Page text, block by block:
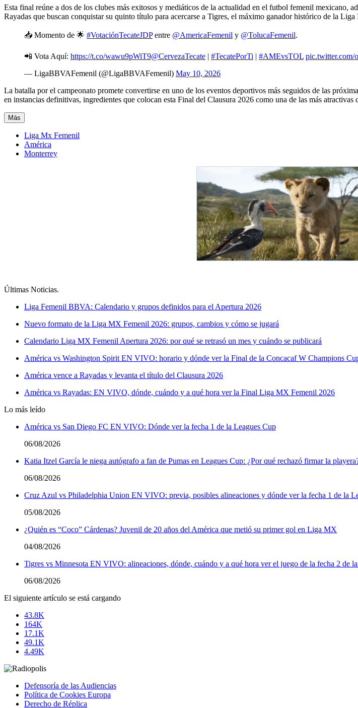
Esta final reúne a dos de los clubes más exitosos y mediáticos de la actualidad en el futbol femenil mexicano,
Rayadas que buscan conquistar su quinto título para acercarse a Tigres, el máximo ganador histórico de la
📥 Momento de 🌟 #VotaciónTecateJDPentre @AmericaFemenil y @TolucaFemenil.
📲 Vota Aquí: https://t.co/wawu9pWiT9@CervezaTecate | #TecatePorTi | #AMEvsTOL pic.twitter.com/
— LigaBBVAFemenil (@LigaBBVAFemenil) May 10, 2026
La batalla por el campeonato promete convertirse en uno de los eventos deportivos más seguidos de las
en instancias definitivas, ingredientes que colocan esta Final del Clausura 2026 como una de las más
Más
Liga Mx Femenil
América
Monterrey
Últimas Noticias.
Liga Femenil BBVA: Calendario y grupos definidos para el Apertura 2026
Nuevo formato de la Liga MX Femenil 2026: grupos, cambios y cómo se jugará
Calendario Liga MX Femenil Apertura 2026: por qué se retrasó un mes y cuándo se publicará
América vs Washington Spirit EN VIVO: horario y dónde ver la Final de la Concacaf W Champions
América vence a Rayadas y levanta el título del Clausura 2026
América vs Rayadas: EN VIVO, dónde, cuándo y a qué hora ver la Final Liga MX Femenil 2026
Lo más leído
América vs San Diego FC EN VIVO: Dónde ver la fecha 1 de la Leagues Cup
06/08/2026
Katia Itzel García le niega autógrafo a fan de Pumas en Leagues Cup: ¿Por qué rechazó firmar la
06/08/2026
Cruz Azul vs Philadelphia Union EN VIVO: previa, posibles alineaciones y dónde ver la fecha 1 de la
05/08/2026
¿Quién es “Coco” Cárdenas? Juvenil de 20 años del América que metió su primer gol en Liga MX
04/08/2026
Tigres vs Minnesota EN VIVO: alineaciones, dónde, cuándo y a qué hora ver el juego de la fecha 2 de
06/08/2026
El siguiente artículo se está cargando
43.8K
164K
17.1K
49.1K
4.49K
Defensoría de las Audiencias
Política de Cookies Europa
Derecho de Réplica